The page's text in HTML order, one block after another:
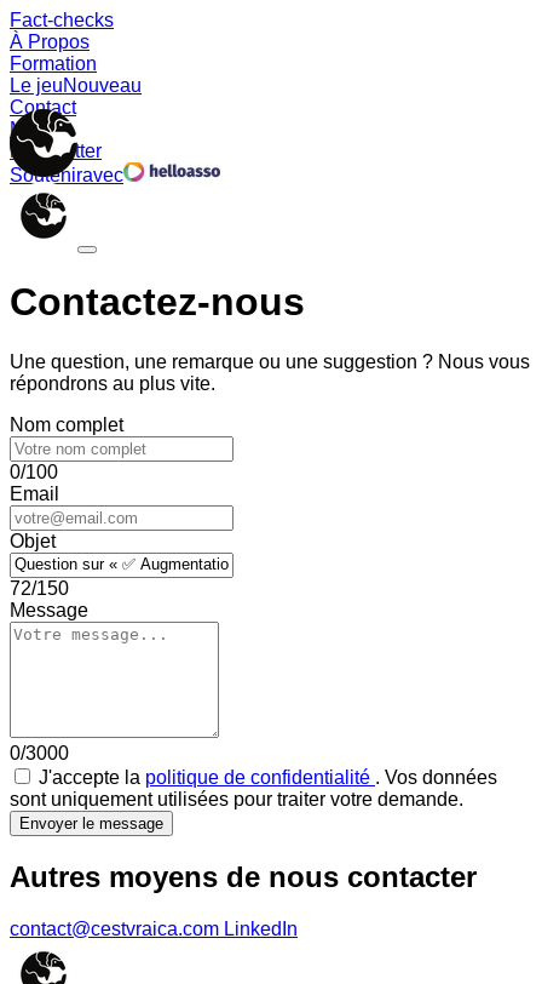
Fact-checks
À Propos
Formation
Le jeuNouveau
Contact
Memes
Newsletter
Souteniravec
Contactez-nous
Une question, une remarque ou une suggestion ? Nous vous
répondrons au plus vite.
Nom complet
0/100
Email
Objet
72/150
Message
0/3000
J'accepte la politique de confidentialité . Vos données
sont uniquement utilisées pour traiter votre demande.
Envoyer le message
Autres moyens de nous contacter
contact@cestvraica.com LinkedIn